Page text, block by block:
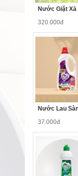
320.000đ
37.000đ